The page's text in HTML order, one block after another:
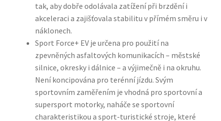
tak, aby dobře odolávala zatížení při brzdění i
akceleraci a zajišťovala stabilitu v přímém směru i v
náklonech.
Sport Force+ EV je určena pro použití na
zpevněných asfaltových komunikacích – městské
silnice, okresky i dálnice – a výjimečně i na okruhu.
Není koncipována pro terénní jízdu. Svým
sportovním zaměřením je vhodná pro sportovní a
supersport motorky, naháče se sportovní
charakteristikou a sport-turistické stroje, které